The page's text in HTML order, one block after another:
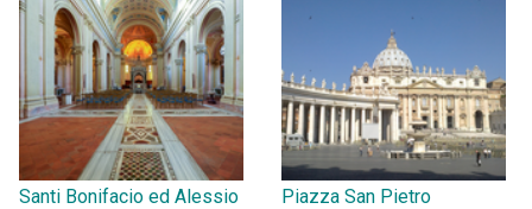
Santi Bonifacio ed Alessio Piazza San Pietro